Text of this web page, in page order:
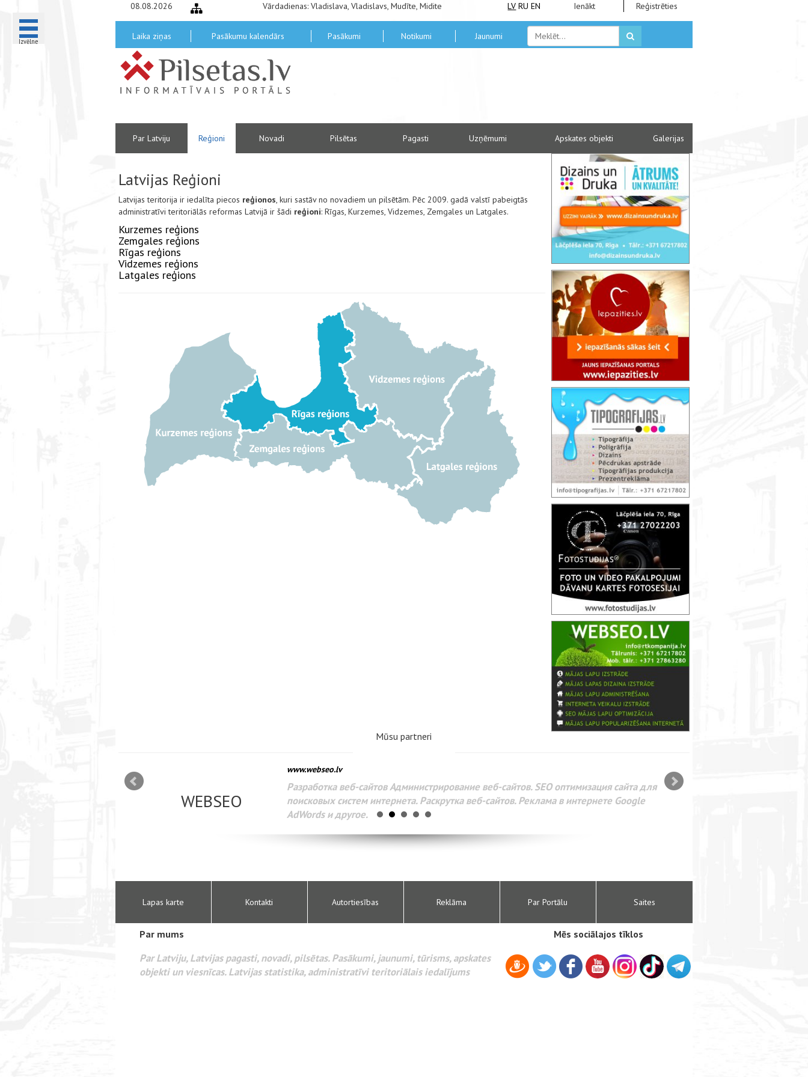
Izvēlne
08.08.2026 Vārdadienas: Vladislava, Vladislavs, Mudīte, Midite LV RU EN Ienākt Reģistrēties
Laika ziņas Pasākumu kalendārs Pasākumi Notikumi Jaunumi
Par Latviju Reģioni Novadi Pilsētas Pagasti Uzņēmumi Apskates objekti Galerijas
Latvijas Reģioni
Latvijas teritorija ir iedalīta piecos reģionos, kuri sastāv no novadiem un pilsētām. Pēc 2009. gadā valstī pabeigtās
administratīvi teritoriālās reformas Latvijā ir šādi reģioni: Rīgas, Kurzemes, Vidzemes, Zemgales un Latgales.
Kurzemes reģions
Zemgales reģions
Rīgas reģions
Vidzemes reģions
Latgales reģions
Mūsu partneri
WEBSEO
www.webseo.lv
Разработка веб-сайтов Администрирование веб-сайтов. SEO оптимизация сайта для
поисковых систем интернета. Раскрутка веб-сайтов. Реклама в интернете Google
AdWords и другое.
Lapas karte Kontakti Autortiesības Reklāma Par Portālu Saites
Par mums
Par Latviju, Latvijas pagasti, novadi, pilsētas. Pasākumi, jaunumi, tūrisms, apskates
objekti un viesnīcas. Latvijas statistika, administratīvi teritoriālais iedalījums
Mēs sociālajos tīklos